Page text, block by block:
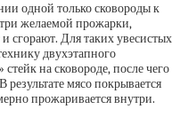
одной только сковороды к
желаемой прожарки,
сгорают. Для таких увесистых
двухэтапного
на сковороде, после чего
мясо покрывается
прожаривается внутри.